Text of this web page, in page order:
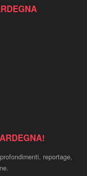
reportage,